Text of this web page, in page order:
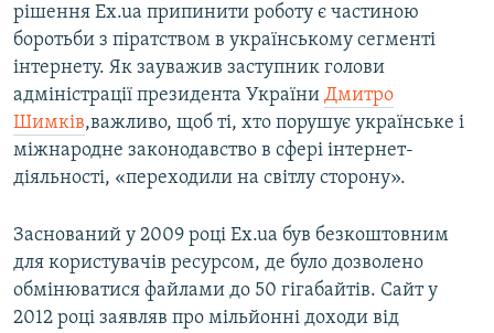
рішення Ex.ua припинити роботу є частиною
боротьби з піратством в українському сегменті
інтернету. Як зауважив заступник голови
адміністрації президента України Дмитро
Шимків,важливо, щоб ті, хто порушує українське і
міжнародне законодавство в сфері інтернет-
діяльності, «переходили на світлу сторону».
Заснований у 2009 році Ex.ua був безкоштовним
для користувачів ресурсом, де було дозволено
обмінюватися файлами до 50 гігабайтів. Сайт у
2012 році заявляв про мільйонні доходи від